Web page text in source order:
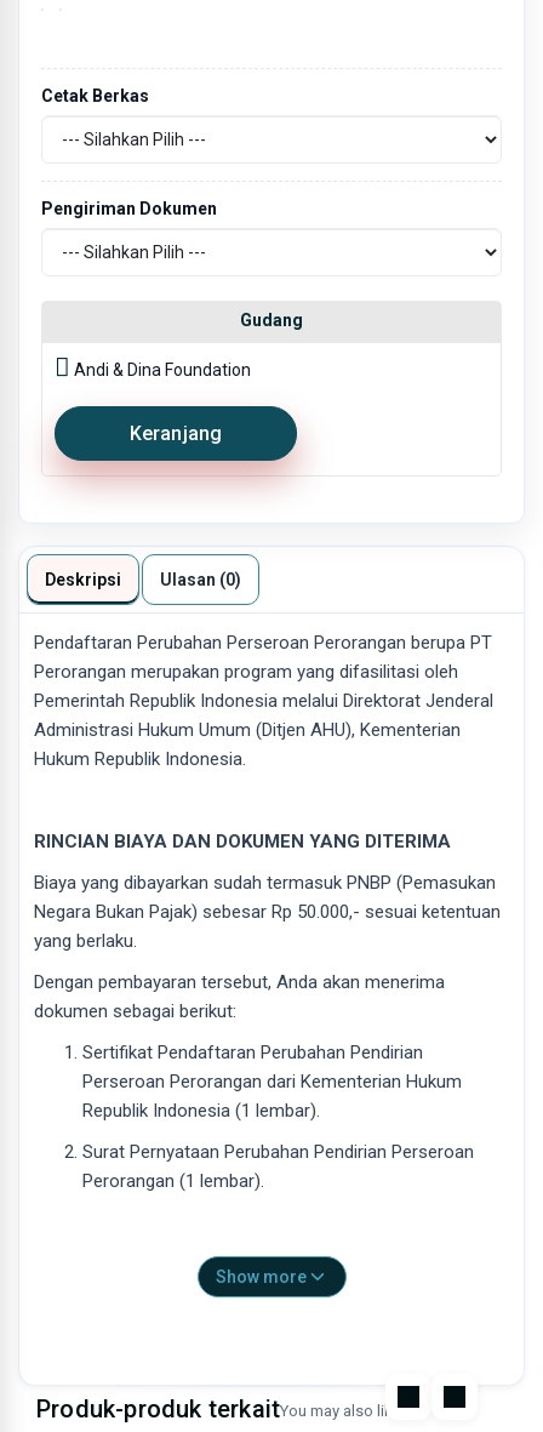
Cetak Berkas
Pengiriman Dokumen
Gudang
Andi & Dina Foundation
Keranjang
Deskripsi Ulasan (0)
Pendaftaran Perubahan Perseroan Perorangan berupa PT
Perorangan merupakan program yang difasilitasi oleh
Pemerintah Republik Indonesia melalui Direktorat Jenderal
Administrasi Hukum Umum (Ditjen AHU), Kementerian
Hukum Republik Indonesia.
RINCIAN BIAYA DAN DOKUMEN YANG DITERIMA
Biaya yang dibayarkan sudah termasuk PNBP (Pemasukan
Negara Bukan Pajak) sebesar Rp 50.000,- sesuai ketentuan
yang berlaku.
Dengan pembayaran tersebut, Anda akan menerima
dokumen sebagai berikut:
Sertifikat Pendaftaran Perubahan Pendirian
Perseroan Perorangan dari Kementerian Hukum
Republik Indonesia (1 lembar).
Surat Pernyataan Perubahan Pendirian Perseroan
Perorangan (1 lembar).
Seluruh dokumen diterbitkan secara resmi dan sah sesuai
peraturan perundang-undangan yang berlaku.Selain biaya
badan usaha secara online. Atas layanan pendampingan ini
akan dikenakan biaya layanan terpisah.
Show more
Produk-produk terkaitYou may also like